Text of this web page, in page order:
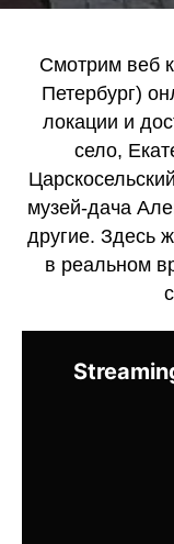
Смотрим веб
Петербург)
локации и
село,
музей-дача
другие. Здесь
в реальном